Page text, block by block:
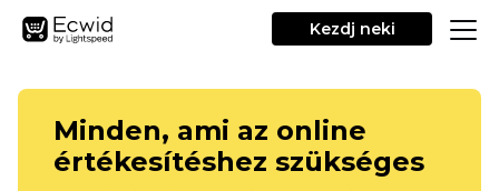
Kezdj neki
Minden, ami az online
értékesítéshez szükséges